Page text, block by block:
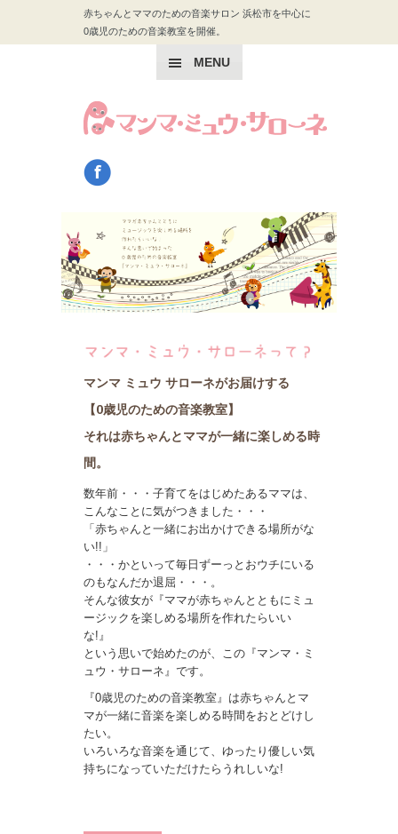
赤ちゃんとママのための音楽サロン 浜松市を中心に
0歳児のための音楽教室を開催。
MENU
マンマ ミュウ サローネがお届けする
【0歳児のための音楽教室】
それは赤ちゃんとママが一緒に楽しめる時
間。
数年前・・・子育てをはじめたあるママは、
こんなことに気がつきました・・・
「赤ちゃんと一緒にお出かけできる場所がな
い!!」
・・・かといって毎日ずーっとおウチにいる
のもなんだか退屈・・・。
そんな彼女が『ママが赤ちゃんとともにミュ
ージックを楽しめる場所を作れたらいい
な!』
という思いで始めたのが、この『マンマ・ミ
ュウ・サローネ』です。
『0歳児のための音楽教室』は赤ちゃんとマ
マが一緒に音楽を楽しめる時間をおとどけし
たい。
いろいろな音楽を通じて、ゆったり優しい気
持ちになっていただけたらうれしいな!